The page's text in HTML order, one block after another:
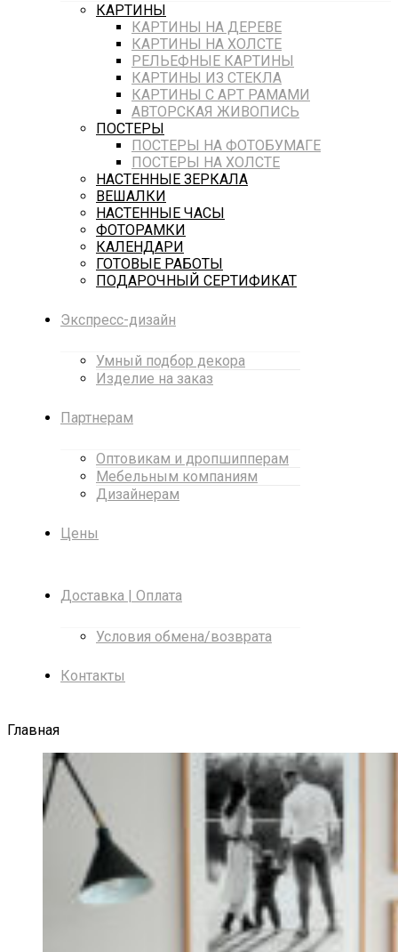
КАРТИНЫ
КАРТИНЫ НА ДЕРЕВЕ
КАРТИНЫ НА ХОЛСТЕ
РЕЛЬЕФНЫЕ КАРТИНЫ
КАРТИНЫ ИЗ СТЕКЛА
КАРТИНЫ С АРТ РАМАМИ
АВТОРСКАЯ ЖИВОПИСЬ
ПОСТЕРЫ
ПОСТЕРЫ НА ФОТОБУМАГЕ
ПОСТЕРЫ НА ХОЛСТЕ
НАСТЕННЫЕ ЗЕРКАЛА
ВЕШАЛКИ
НАСТЕННЫЕ ЧАСЫ
ФОТОРАМКИ
КАЛЕНДАРИ
ГОТОВЫЕ РАБОТЫ
ПОДАРОЧНЫЙ СЕРТИФИКАТ
Экспресс-дизайн
Умный подбор декора
Изделие на заказ
Партнерам
Оптовикам и дропшипперам
Мебельным компаниям
Дизайнерам
Цены
Доставка | Оплата
Условия обмена/возврата
Контакты
Главная